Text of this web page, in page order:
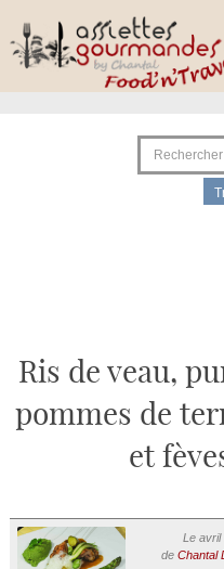
Ris de veau,
pommes de
et
Le avril
de Chantal